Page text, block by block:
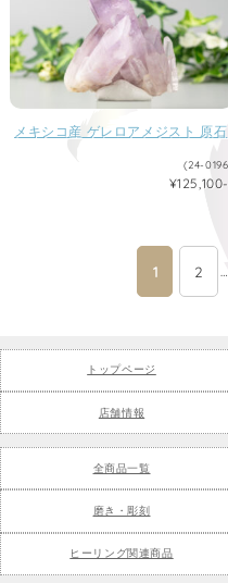
メキシコ産 ゲレロアメジスト 原石
(24-
¥125,100-
1 2
トップページ
店舗情報
全商品一覧
磨き・彫刻
ヒーリング関連商品